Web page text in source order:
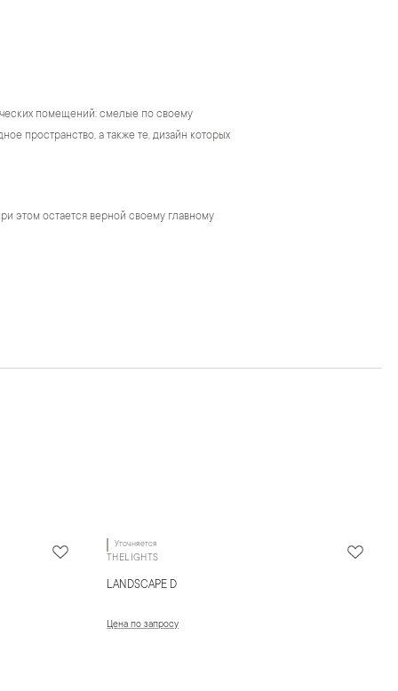
помещений: смелые по своему
пространство, а также те, дизайн которых
этом остается верной своему главному
Уточняется
THELIGHTS
LANDSCAPE D
Цена по запросу